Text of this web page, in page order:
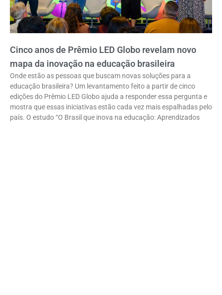
Cinco anos de Prêmio LED Globo revelam novo
mapa da inovação na educação brasileira
Onde estão as pessoas que buscam novas soluções para a
educação brasileira? Um levantamento feito a partir de cinco
edições do Prêmio LED Globo ajuda a responder essa pergunta e
mostra que essas iniciativas estão cada vez mais espalhadas pelo
país. O estudo “O Brasil que inova na educação: Aprendizados